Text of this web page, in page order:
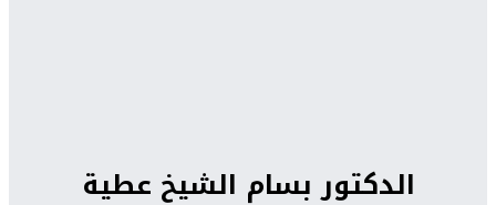
الدكتور بسام الشيخ عطية